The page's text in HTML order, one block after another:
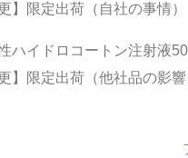
更】限定出荷（自社の事情
ハイドロコートン注射液
更】限定出荷（他社品の影